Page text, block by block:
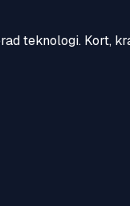
teknologi. Kort,